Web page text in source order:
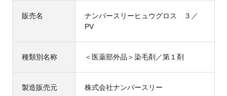
販売名
ナンバースリーヒュウグロス ３／
PV
種類別名称 ＜医薬部外品＞染毛剤／第１剤
製造販売元 株式会社ナンバースリー